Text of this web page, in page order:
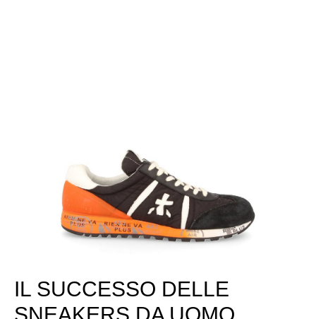
IL SUCCESSO DELLE